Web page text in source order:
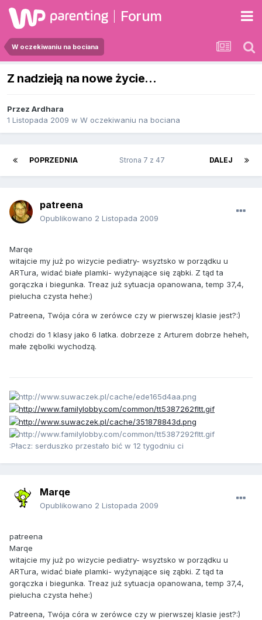
Forum
W oczekiwaniu na bociana
Z nadzieją na nowe życie...
Przez Ardhara
1 Listopada 2009 w W oczekiwaniu na bociana
POPRZEDNIA DALEJ
Strona 7 z 47
patreena
Opublikowano 2 Listopada 2009
Marqe
witajcie my już po wizycie pediatry- wsyztsko w porządku u
ARTura, widać białe plamki- wyżynające się ząbki. Z tąd ta
gorączka i biegunka. Treaz już sytuacja opanowana, temp 37,4,
pielucha czysta hehe:)
Patreena, Twója córa w zerówce czy w pierwszej klasie jest?:)
chodzi do 1 klasy jako 6 latka. dobrzeze z Arturem dobrze heheh,
małe zębolki wychodzą.
:Płacz: serduszko przestało bić w 12 tygodniu ci
Marqe
Opublikowano 2 Listopada 2009
patreena
Marqe
witajcie my już po wizycie pediatry- wsyztsko w porządku u
ARTura, widać białe plamki- wyżynające się ząbki. Z tąd ta
gorączka i biegunka. Treaz już sytuacja opanowana, temp 37,4,
pielucha czysta hehe:)
Patreena, Twója córa w zerówce czy w pierwszej klasie jest?:)